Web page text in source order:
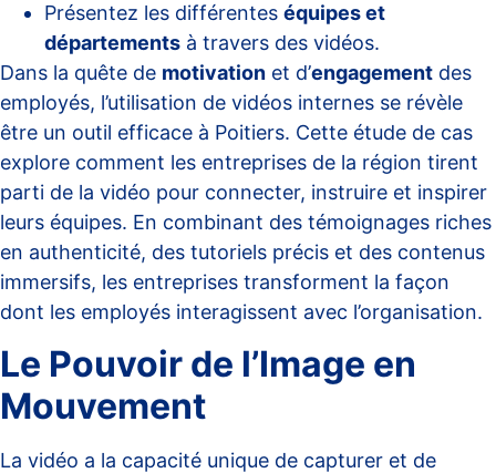
Présentez les différentes équipes et
départements à travers des vidéos.
Dans la quête de motivation et d’engagement des
employés, l’utilisation de vidéos internes se révèle
être un outil efficace à Poitiers. Cette étude de cas
explore comment les entreprises de la région tirent
parti de la vidéo pour connecter, instruire et inspirer
leurs équipes. En combinant des témoignages riches
en authenticité, des tutoriels précis et des contenus
immersifs, les entreprises transforment la façon
dont les employés interagissent avec l’organisation.
Le Pouvoir de l’Image en
Mouvement
La vidéo a la capacité unique de capturer et de